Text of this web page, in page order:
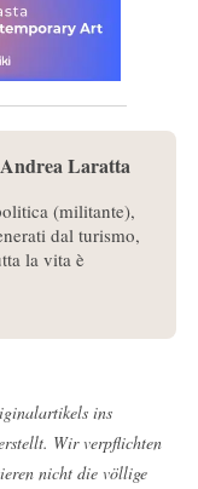
Andrea Laratta
(militante),
dal turismo,
la vita è
ins
Wir verpflichten
nicht die völlige